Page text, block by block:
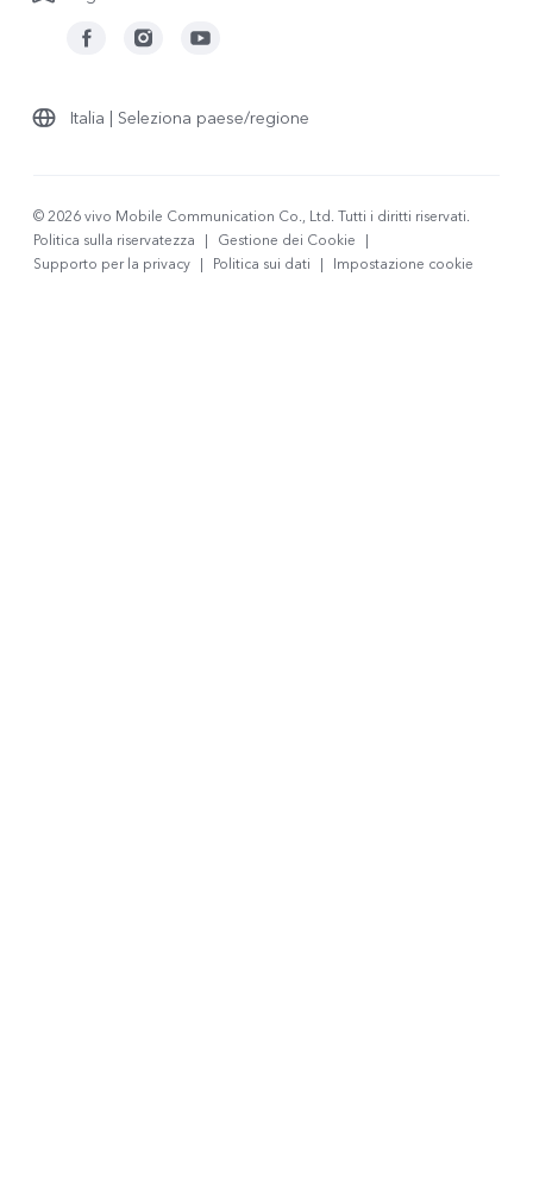
Italia | Seleziona paese/regione
© 2026 vivo Mobile Communication Co., Ltd. Tutti i diritti riservati.
Politica sulla riservatezza
| Gestione dei Cookie
|
Supporto per la privacy | Politica sui dati | Impostazione cookie